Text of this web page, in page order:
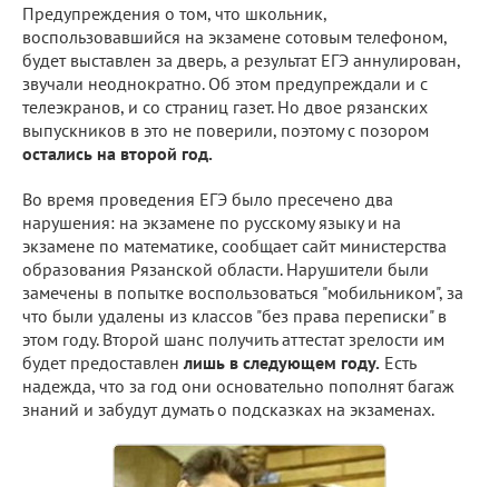
Предупреждения о том, что школьник,
воспользовавшийся на экзамене сотовым телефоном,
будет выставлен за дверь, а результат ЕГЭ аннулирован,
звучали неоднократно. Об этом предупреждали и с
телеэкранов, и со страниц газет. Но двое рязанских
выпускников в это не поверили, поэтому с позором
остались на второй год.
Во время проведения ЕГЭ было пресечено два
нарушения: на экзамене по русскому языку и на
экзамене по математике, сообщает сайт министерства
образования Рязанской области. Нарушители были
замечены в попытке воспользоваться "мобильником", за
что были удалены из классов "без права переписки" в
этом году. Второй шанс получить аттестат зрелости им
будет предоставлен лишь в следующем году. Есть
надежда, что за год они основательно пополнят багаж
знаний и забудут думать о подсказках на экзаменах.